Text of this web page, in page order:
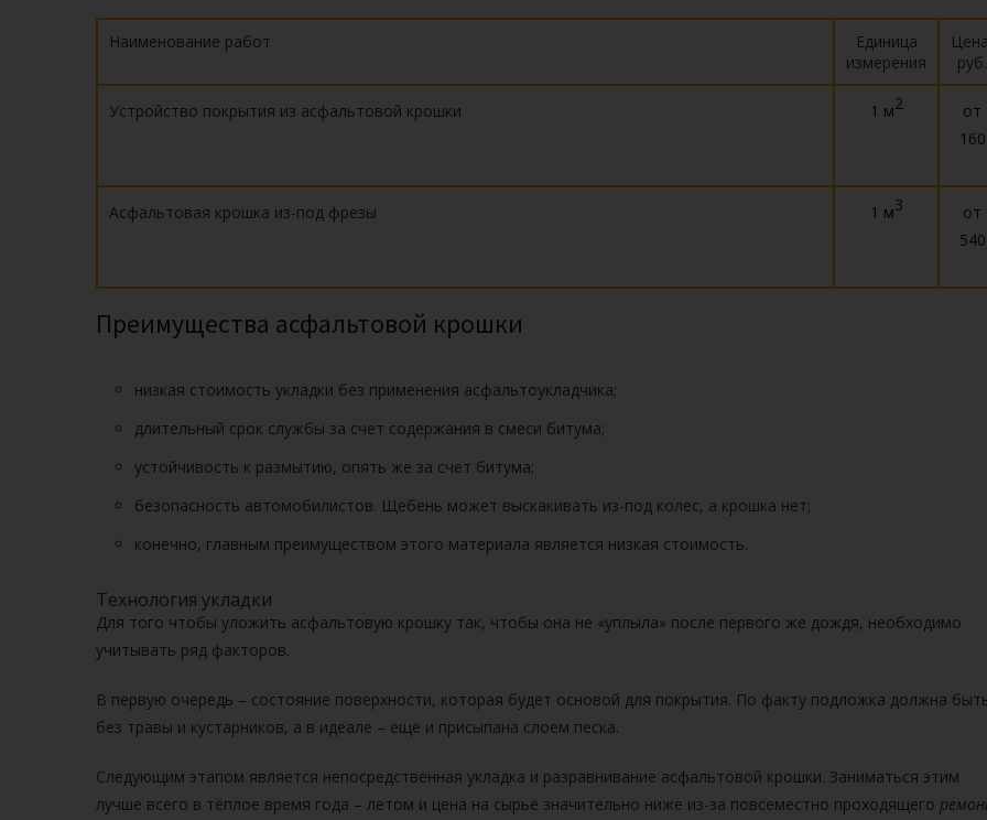
Наимено­вание работ
Единица
измерения
руб.
Устройство покрытия из асфальтовой крошки 1 м2
от
160
Асфальтовая крошка из-под фрезы 1 м3
от
540
Преимущества асфальтовой крошки
низкая стоимость укладки без применения асфальтоукладчика;
длительный срок службы за счет содержания в смеси битума;
устойчивость к размытию, опять же за счет битума;
безопасность автомобилистов. Щебень может выскакивать из-под колес, а крошка нет;
конечно, главным преимуществом этого материала является низкая стоимость.
Технология укладки
Для того чтобы уложить асфальтовую крошку так, чтобы она не «уплыла» после первого же дождя, необходимо
учитывать ряд факторов.
В первую очередь – состояние поверхности, которая будет основой для покрытия. По факту подложка должна
без травы и кустарников, а в идеале – ещё и присыпана слоем песка.
Следующим этапом является непосредственная укладка и разравнивание асфальтовой крошки. Заниматься этим
лучше всего в тёплое время года – летом и цена на сырьё значительно ниже из-за повсеместно проходящего